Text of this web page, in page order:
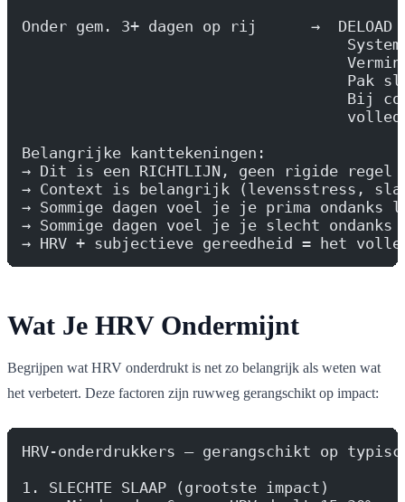
Onder gem. 3+ dagen op rij      →
Pak
Bij
Belangrijke kanttekeningen:
→ Dit is een RICHTLIJN, geen rigide regel
→ Context is belangrijk (levensstress,
→ Sommige dagen voel je je prima ondanks
→ Sommige dagen voel je je slecht
→ HRV + subjectieve gereedheid = het
Wat Je HRV Ondermijnt
Begrijpen wat HRV onderdrukt is net zo belangrijk als weten wat
het verbetert. Deze factoren zijn ruwweg gerangschikt op impact:
HRV-onderdrukkers — gerangschikt op
1. SLECHTE SLAAP (grootste impact)